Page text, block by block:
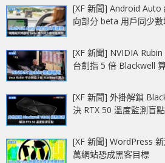
[XF 新聞] Android
向部分 beta 用戶同少
[XF 新聞] NVIDIA
台劍指 5 倍 Blackwell
[XF 新聞] 外掛解鎖
決 RTX 50 溫度監測盲點
[XF 新聞] WordPress
萬網站恐成黑客目標